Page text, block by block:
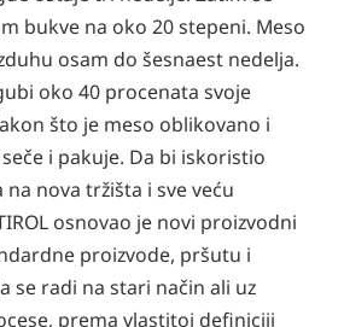
bukve na oko 20 stepeni. Meso
osam do šesnaest nedelja.
oko 40 procenata svoje
što je meso oblikovano i
i pakuje. Da bi iskoristio
nova tržišta i sve veću
osnovao je novi proizvodni
proizvode, pršutu i
se radi na stari način ali uz
prema vlastitoj definiciji